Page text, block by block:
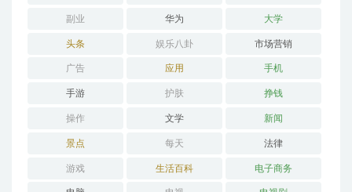
副业 华为 大学
头条 娱乐八卦 市场营销
广告 应用 手机
手游 护肤 挣钱
操作 文学 新闻
景点 每天 法律
游戏 生活百科 电子商务